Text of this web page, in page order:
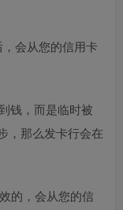
会从您的信用卡
钱，而是临时被
，那么发卡行会在
的，会从您的信